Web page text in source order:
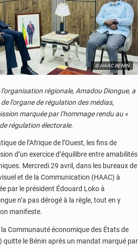
© HAAC BENIN
régionale, Amadou Diongue, a
l’organe de régulation des médias,
marquée par l’hommage rendu au «
régulation électorale.
de l’Afrique de l’Ouest, les fins de
d’un exercice d’équilibre entre amabilités
Mercredi 29 avril, dans les bureaux de
et de la Communication (HAAC) à
par le président Édouard Loko à
n’a pas dérogé à la règle, tout en y
manifeste.
Communauté économique des États de
quitte le Bénin après un mandat marqué par